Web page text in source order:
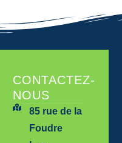
CONTACTEZ-
NOUS
85 rue de la
Foudre